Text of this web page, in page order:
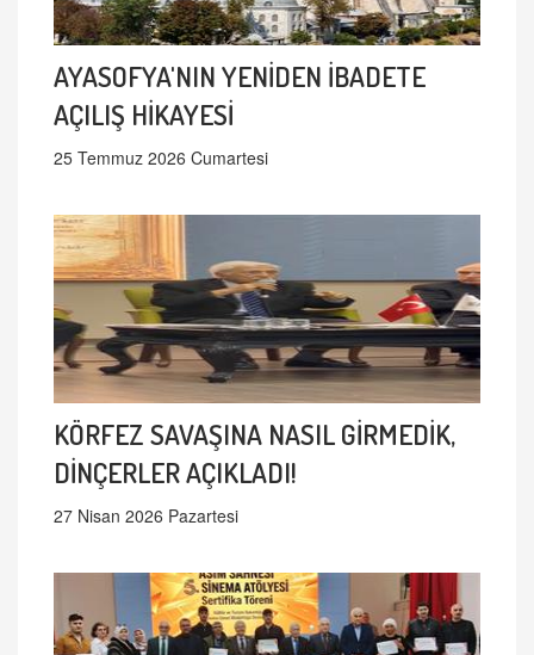
AYASOFYA'NIN YENİDEN İBADETE
AÇILIŞ HİKAYESİ
25 Temmuz 2026 Cumartesi
KÖRFEZ SAVAŞINA NASIL GİRMEDİK,
DİNÇERLER AÇIKLADI!
27 Nisan 2026 Pazartesi